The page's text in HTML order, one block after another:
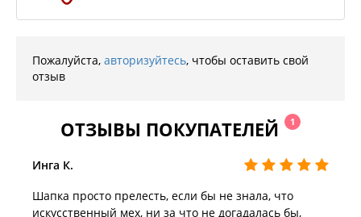
Пожалуйста, авторизуйтесь, чтобы оставить свой
отзыв
ОТЗЫВЫ ПОКУПАТЕЛЕЙ 1
Инга К.
Шапка просто прелесть, если бы не знала, что
искусственный мех, ни за что не догадалась бы,